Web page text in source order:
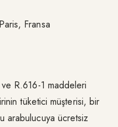
Fransa
ve R.616-1 maddeleri
tüketici müşterisi, bir
arabulucuya ücretsiz